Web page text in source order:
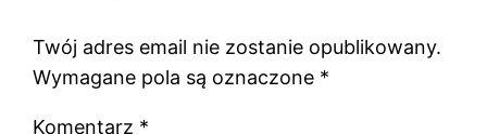
Twój adres email nie zostanie opublikowany.
Wymagane pola są oznaczone *
Komentarz *